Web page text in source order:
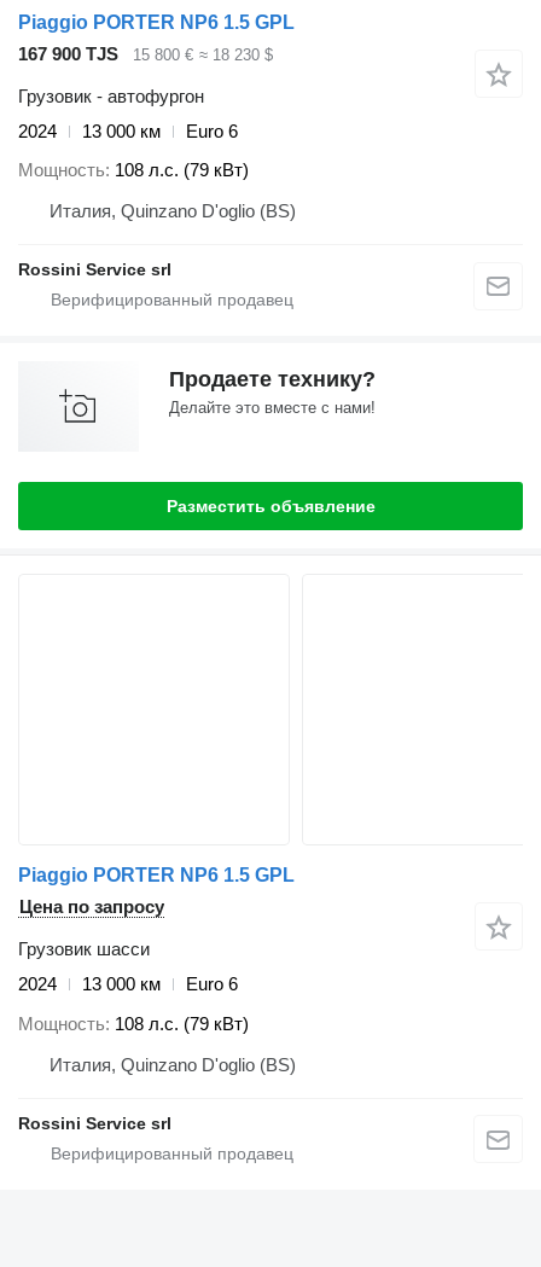
Piaggio PORTER NP6 1.5 GPL
167 900 TJS
15 800 € ≈ 18 230 $
Грузовик - автофургон
2024
13 000 км
Euro 6
Мощность 108 л.с. (79 кВт)
Италия, Quinzano D'oglio (BS)
Rossini Service srl
Продаете технику?
Делайте это вместе с нами!
Разместить объявление
Piaggio PORTER NP6 1.5 GPL
Цена по запросу
Грузовик шасси
2024
13 000 км
Euro 6
Мощность 108 л.с. (79 кВт)
Италия, Quinzano D'oglio (BS)
Rossini Service srl